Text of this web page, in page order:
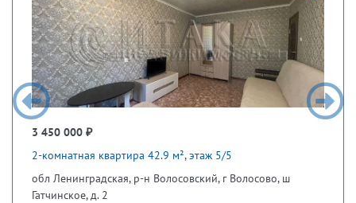
3 450 000 ₽
2-комнатная квартира 42.9 м², этаж 5/5
обл Ленинградская, р-н Волосовский, г Волосово, ш
Гатчинское, д. 2